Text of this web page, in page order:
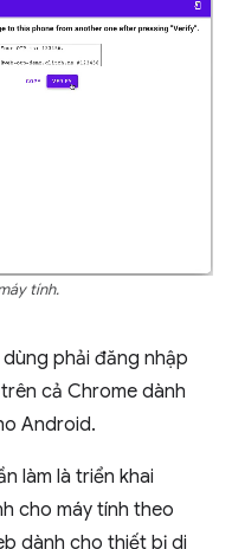
tính.
phải đăng nhập
cả Chrome dành
Android.
làm là triển khai
cho máy tính theo
dành cho thiết bị di